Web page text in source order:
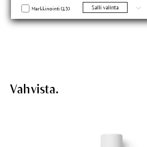
Markkinointi (13) Salli valinta
Vahvista.